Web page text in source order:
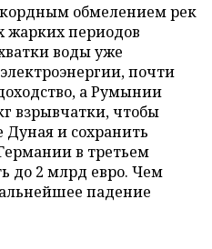
обмелением рек
жарких периодов
воды уже
почти
а Румынии
взрывчатки, чтобы
Дуная и сохранить
в третьем
до 2 млрд евро. Чем
падение